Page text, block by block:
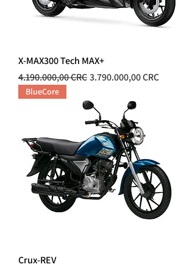
X-MAX300 Tech MAX+
Precio
4.190.000,00 CRCPrecio de oferta
3.790.000,00 CRC
BlueCore
Crux-REV